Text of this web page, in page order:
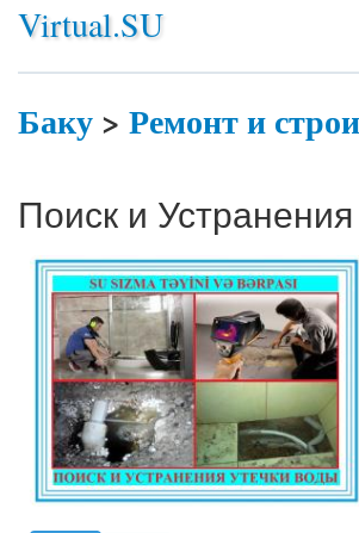
Virtual.SU
Баку> Ремонт и
Поиск и